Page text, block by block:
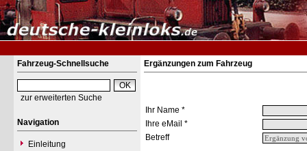
Fahrzeug-Schnellsuche
zur erweiterten Suche
Navigation
Einleitung
Ergänzungen zum Fahrzeug
Ihr Name *
Ihre eMail *
Betreff